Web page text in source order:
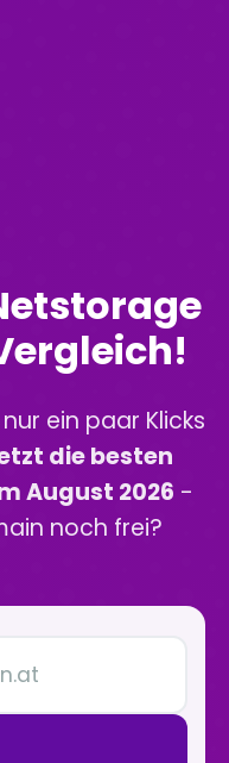
ein paar Klicks
die besten
August 2026 -
noch frei?